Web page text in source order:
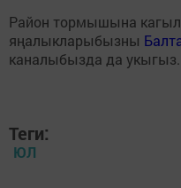
Район тормышына
яңалыкларыбызны
каналыбызда да укыгыз.
Теги:
ЮЛ